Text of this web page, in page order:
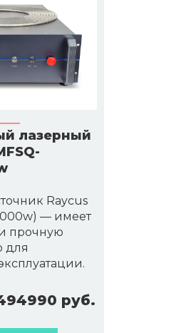
лазерный
Raycus
— имеет
прочную
для
руб.